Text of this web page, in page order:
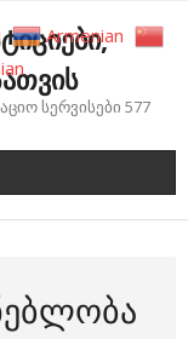
სერვისები 577
Armenian